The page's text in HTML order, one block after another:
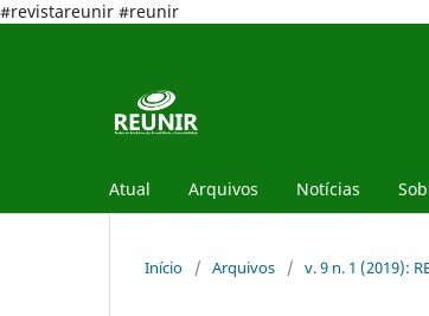
#revistareunir #reunir
Atual Arquivos Notícias
Início / Arquivos / v. 9 n. 1 (2019):